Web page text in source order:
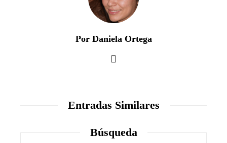
Por Daniela Ortega
Entradas Similares
Búsqueda